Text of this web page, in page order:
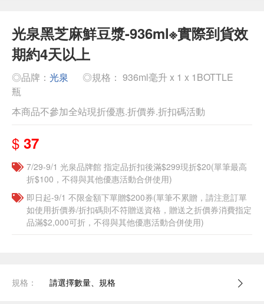
光泉黑芝麻鮮豆漿-936ml※實際到貨效
期約4天以上
◎品牌： 光泉
◎規格： 936ml毫升 x 1 x 1BOTTLE
瓶
本商品不參加全站現折優惠.折價券.折扣碼活動
$ 37
7/29-9/1 光泉品牌館 指定品折扣後滿$299現折$20(單筆最高
折$100，不得與其他優惠活動合併使用)
即日起-9/1 不限金額下單贈$200券(單筆不累贈，請注意訂單
如使用折價券/折扣碼則不符贈送資格，贈送之折價券消費指定
品滿$2,000可折，不得與其他優惠活動合併使用)
規格： 請選擇數量、規格